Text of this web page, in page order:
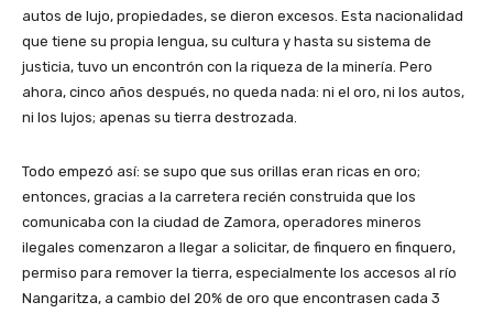
autos de lujo, propiedades, se dieron excesos. Esta nacionalidad
que tiene su propia lengua, su cultura y hasta su sistema de
justicia, tuvo un encontrón con la riqueza de la minería. Pero
ahora, cinco años después, no queda nada: ni el oro, ni los autos,
ni los lujos; apenas su tierra destrozada.
Todo empezó así: se supo que sus orillas eran ricas en oro;
entonces, gracias a la carretera recién construida que los
comunicaba con la ciudad de Zamora, operadores mineros
ilegales comenzaron a llegar a solicitar, de finquero en finquero,
permiso para remover la tierra, especialmente los accesos al río
Nangaritza, a cambio del 20% de oro que encontrasen cada 3